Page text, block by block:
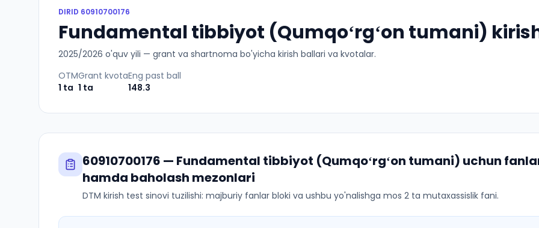
DIRID 60910700176
Fundamental tibbiyot (Qumqoʻrgʻon tumani)
2025/2026 o'quv yili — grant va shartnoma bo'yicha kirish ballari va kvotalar.
OTM
1 ta
Grant kvota
1 ta
Eng past ball
148.3
60910700176 — Fundamental tibbiyot (Qumqoʻrgʻon tumani) uchun
hamda baholash mezonlari
DTM kirish test sinovi tuzilishi: majburiy fanlar bloki va ushbu yo'nalishga mos 2 ta mutaxassislik fani.